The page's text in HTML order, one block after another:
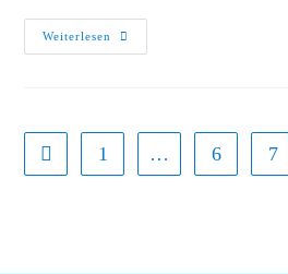
Weiterlesen
1 … 6 7